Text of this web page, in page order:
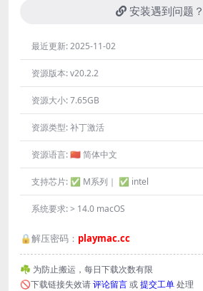
安装遇到问题？
最近更新:2025-11-02
资源版本:v20.2.2
资源大小:7.65GB
资源类型:补丁激活
资源语言:🇨🇳 简体中文
支持芯片: ✅ M系列｜ ✅ intel
系统要求:> 14.0 macOS
🔒解压密码： playmac.cc
☘️ 为防止搬运，每日下载次数有限
🚫下载链接失效请评论留言或提交工单处理